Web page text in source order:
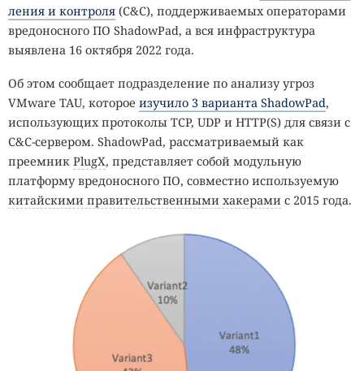
ления и контроля (C&C), поддерживаемых операторами
вредоносного ПО ShadowPad, а вся инфраструктура
выявлена 16 октября 2022 года.
Об этом сообщает подразделение по анализу угроз
VMware TAU, которое изучило 3 варианта ShadowPad,
использующих протоколы TCP, UDP и HTTP(S) для связи с
C&C-сервером. ShadowPad, рассматриваемый как
преемник PlugX, представляет собой модульную
платформу вредоносного ПО, совместно используемую
китайскими правительственными хакерами с 2015 года.